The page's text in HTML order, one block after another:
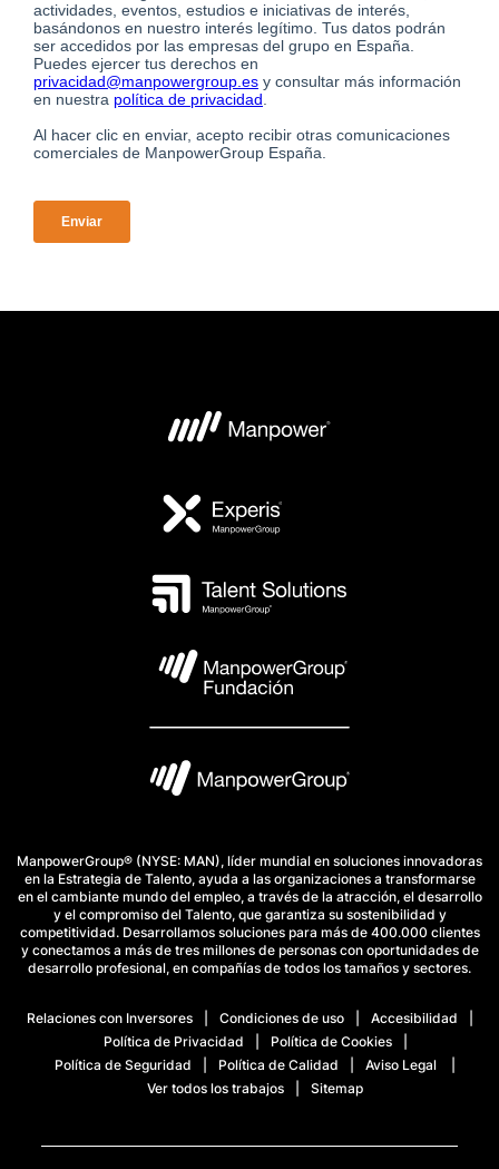
ManpowerGroup® (NYSE: MAN), líder mundial en soluciones innovadoras
en la Estrategia de Talento, ayuda a las organizaciones a transformarse
en el cambiante mundo del empleo, a través de la atracción, el desarrollo
y el compromiso del Talento, que garantiza su sostenibilidad y
competitividad. Desarrollamos soluciones para más de 400.000 clientes
y conectamos a más de tres millones de personas con oportunidades de
desarrollo profesional, en compañías de todos los tamaños y sectores.
Relaciones con Inversores Condiciones de uso
Accesibilidad
Política de Privacidad
Política de Cookies
Política de Seguridad
Política de Calidad
Aviso Legal
Ver todos los trabajos
Sitemap